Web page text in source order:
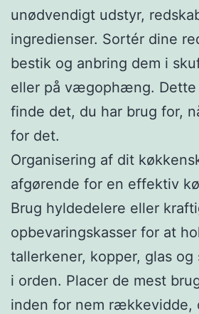
unødvendigt udstyr,
ingredienser. Sortér dine
bestik og anbring dem i
eller på vægophæng. Dette
finde det, du har brug for,
for det.
Organisering af dit
afgørende for en effektiv
Brug hyldedelere eller
opbevaringskasser for at
tallerkener, kopper, glas og
i orden. Placer de mest
inden for nem rækkevidde,